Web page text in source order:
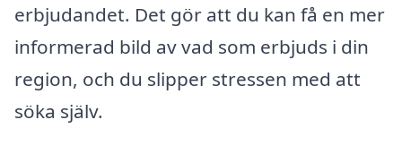
erbjudandet. Det gör att du kan få en mer
informerad bild av vad som erbjuds i din
region, och du slipper stressen med att
söka själv.